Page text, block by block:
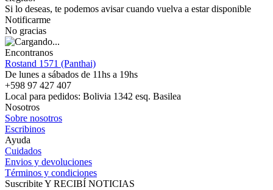
Si lo deseas, te podemos avisar cuando vuelva a estar disponible
Notificarme
No gracias
Encontranos
Rostand 1571 (Panthai)
De lunes a sábados de 11hs a 19hs
+598 97 427 407
Local para pedidos: Bolivia 1342 esq. Basilea
Nosotros
Sobre nosotros
Escribinos
Ayuda
Cuidados
Envios y devoluciones
Términos y condiciones
Suscribite Y RECIBÍ NOTICIAS